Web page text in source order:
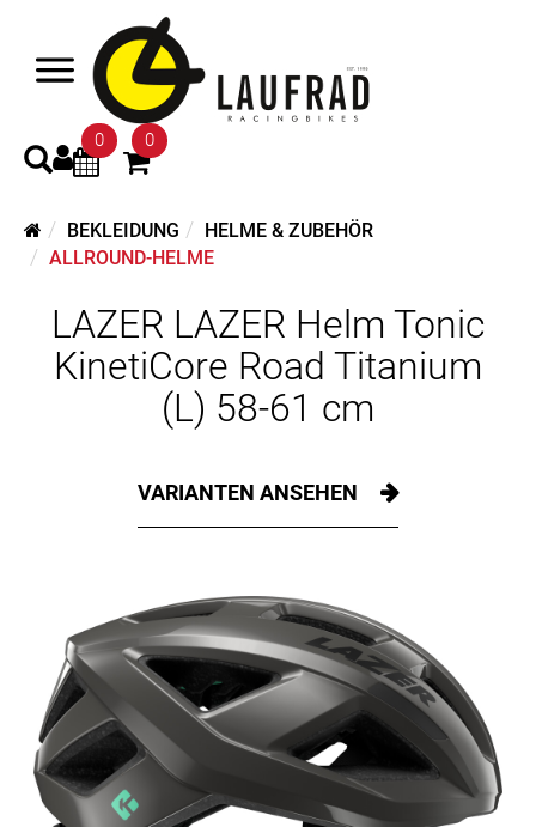
0 0
BEKLEIDUNG
HELME & ZUBEHÖR
ALLROUND-HELME
LAZER LAZER Helm Tonic
KinetiCore Road Titanium
(L) 58-61 cm
VARIANTEN ANSEHEN